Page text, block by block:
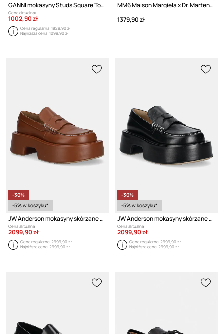
GANNI mokasyny Studs Square Toe Loafer Box
Cena aktualna:
1002,90 zł
Cena regularna:1829,90 zł
Najniższa cena:1099,90 zł
MM6 Maison Margiela x Dr. Martens mokasyny skórzane
1379,90 zł
-30%
-5% w koszyku*
JW Anderson mokasyny skórzane Platform Moccasin
Cena aktualna:
2099,90 zł
Cena regularna:2999,90 zł
Najniższa cena:2999,90 zł
-30%
-5% w koszyku*
JW Anderson mokasyny skórzane Platform Moccasin
Cena aktualna:
2099,90 zł
Cena regularna:2999,90 zł
Najniższa cena:2999,90 zł